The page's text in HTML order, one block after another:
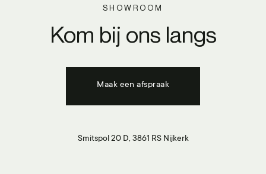
SHOWROOM
Kom bij ons langs
Maak een afspraak
Smitspol 20 D, 3861 RS Nijkerk